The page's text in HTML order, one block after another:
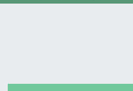
Depolama Çözümleri